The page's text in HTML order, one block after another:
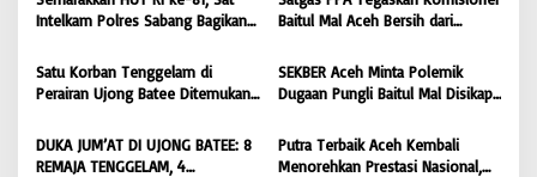
p
o
s
Intelkam Polres Sabang Bagikan
Masyarakat |
BONGKAR’Perkara.com
Baitul Mal Aceh Bersih dari
Masyarakat Diminta Hentikan
Penyebaran Hoaks | BONGKAR
‘Perkara.com
Satu Korban Tenggelam di
Perairan Ujong Batee Ditemukan,
Pencarian Satu Korban Lain |
BONGKAR ‘Perkara.com
SEKBER Aceh Minta Polemik
Dugaan Pungli Baitul Mal Disikapi
Hukum terhadap Oknum |
BONGKAR ‘Perkara.com
DUKA JUM’AT DI UJONG BATEE: 8
REMAJA TENGGELAM, 4
Putra Terbaik Aceh Kembali
Menorehkan Prestasi Nasional,